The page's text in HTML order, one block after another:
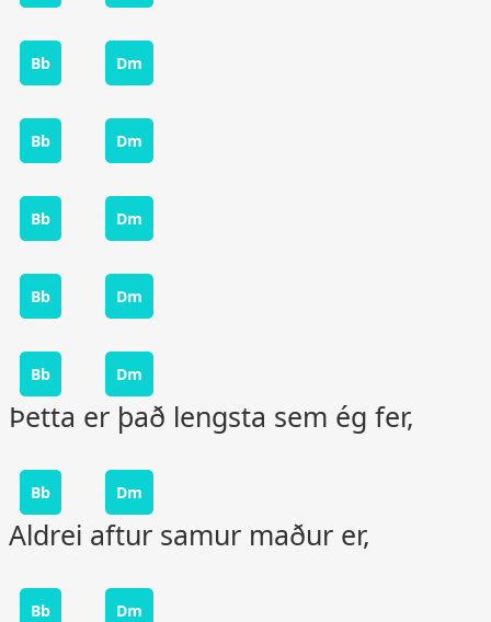
Bb Dm
Bb Dm
Bb Dm
Bb Dm
Bb Dm
Þetta er það lengsta sem ég fer,
Bb Dm
Aldrei aftur samur maður er,
Bb Dm